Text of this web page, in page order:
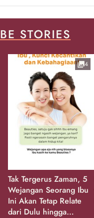
BE STORIES
Tak Tergerus Zaman, 5
Wejangan Seorang Ibu
Ini Akan Tetap Relate
dari Dulu hingga
4